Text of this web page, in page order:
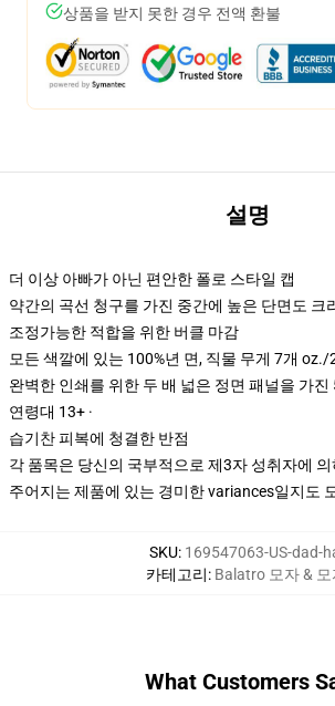
상품을 받지 못한 경우 전액 환불
설명
더 이상 아빠가 아닌 편안한 폴로 스타일 캡
약간의 곡선 청구를 가진 중간에 높은 단면도 크
조정가능한 적합을 위한 버클 마감
모든 색깔에 있는 100%년 면, 직물 무게 7개
완벽한 인쇄를 위한 두 배 넓은 정면 패널을 가진
연령대 13+ ·
습기찬 피복에 청결한 반점
각 품목은 당신의 국부적으로 제3자 성취자에
주어지는 제품에 있는 경미한 variances일지도
SKU: 169547063-US-dad-
카테고리: Balatro 모자 & 모
What Customers